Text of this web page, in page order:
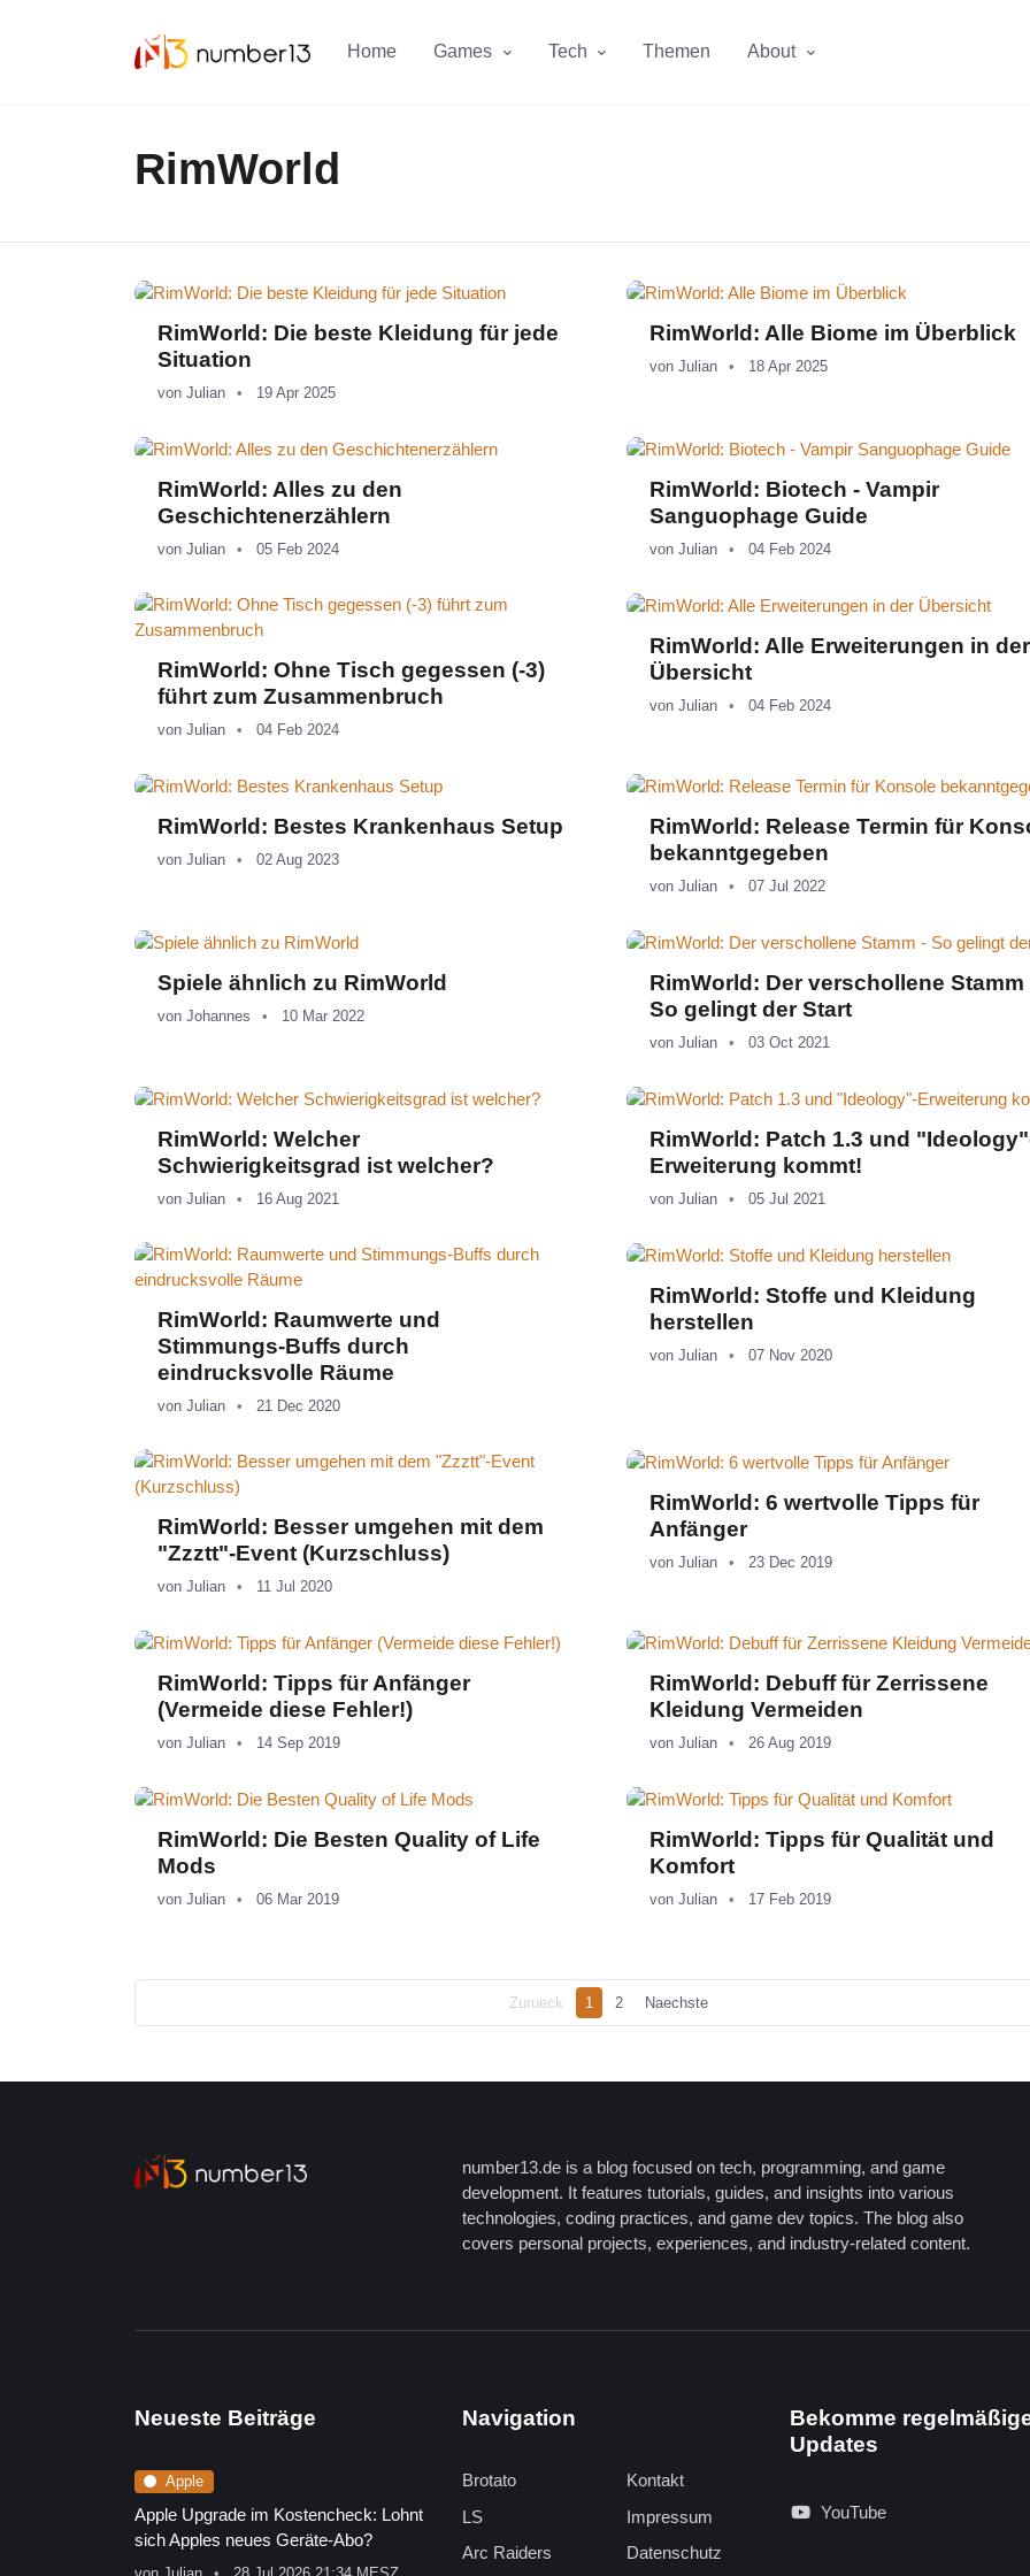
Home Games Tech Themen About
RimWorld
RimWorld: Die beste Kleidung für jede
Situation
von Julian 19 Apr 2025
RimWorld: Alle Biome im Überblick
von Julian 18 Apr 2025
RimWorld: Alles zu den
Geschichtenerzählern
von Julian 05 Feb 2024
RimWorld: Biotech - Vampir
Sanguophage Guide
von Julian 04 Feb 2024
RimWorld: Ohne Tisch gegessen (-3)
führt zum Zusammenbruch
von Julian 04 Feb 2024
RimWorld: Alle Erweiterungen in der
Übersicht
von Julian 04 Feb 2024
RimWorld: Bestes Krankenhaus Setup
von Julian 02 Aug 2023
RimWorld: Release Termin für
bekanntgegeben
von Julian 07 Jul 2022
Spiele ähnlich zu RimWorld
von Johannes 10 Mar 2022
RimWorld: Der verschollene Stamm
So gelingt der Start
von Julian 03 Oct 2021
RimWorld: Welcher
Schwierigkeitsgrad ist welcher?
von Julian 16 Aug 2021
RimWorld: Patch 1.3 und
Erweiterung kommt!
von Julian 05 Jul 2021
RimWorld: Raumwerte und
Stimmungs-Buffs durch
eindrucksvolle Räume
von Julian 21 Dec 2020
RimWorld: Stoffe und Kleidung
herstellen
von Julian 07 Nov 2020
RimWorld: Besser umgehen mit dem
"Zzztt"-Event (Kurzschluss)
von Julian 11 Jul 2020
RimWorld: 6 wertvolle Tipps für
Anfänger
von Julian 23 Dec 2019
RimWorld: Tipps für Anfänger
(Vermeide diese Fehler!)
von Julian 14 Sep 2019
RimWorld: Debuff für Zerrissene
Kleidung Vermeiden
von Julian 26 Aug 2019
RimWorld: Die Besten Quality of Life
Mods
von Julian 06 Mar 2019
RimWorld: Tipps für Qualität und
Komfort
von Julian 17 Feb 2019
Zurueck 1 2 Naechste
number13.de is a blog focused on tech, programming, and game
development. It features tutorials, guides, and insights into various
technologies, coding practices, and game dev topics. The blog also
covers personal projects, experiences, and industry-related content.
Neueste Beiträge
Apple
Apple Upgrade im Kostencheck: Lohnt
sich Apples neues Geräte-Abo?
Navigation
Brotato
LS
Arc Raiders
Kontakt
Impressum
Datenschutz
Bekomme
Updates
YouTube